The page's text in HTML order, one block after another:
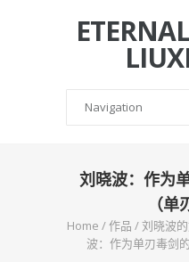
刘晓波：作为
（单
Home /作品 /刘晓波
波：作为单刃毒剑